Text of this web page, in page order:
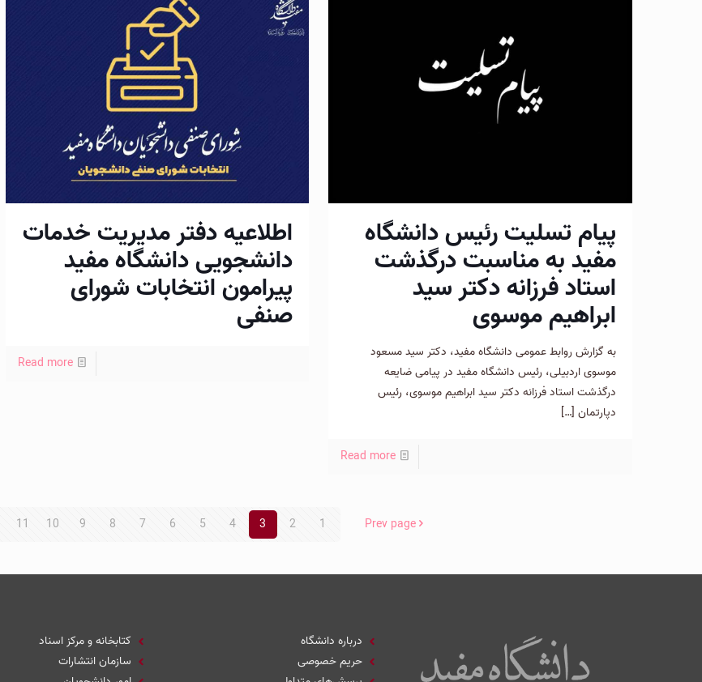
پیام تسلیت رئیس دانشگاه
مفید به مناسبت درگذشت
استاد فرزانه دکتر سید
ابراهیم موسوی
به گزارش روابط عمومی دانشگاه مفید، دکتر سید مسعود
موسوی اردبیلی، رئیس دانشگاه مفید در پیامی ضایعه
درگذشت استاد فرزانه دکتر سید ابراهیم موسوی، رئیس
دپارتمان[…]
Read more
اطلاعیه دفتر مدیریت خدمات
دانشجویی دانشگاه مفید
پیرامون انتخابات شورای
صنفی
Read more
Prev page
1
2
3
4
5
6
7
8
9
10
11
درباره دانشگاه
حریم خصوصی
کتابخانه و مرکز اسناد
سازمان انتشارات